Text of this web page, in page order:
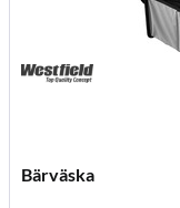
Bärväska